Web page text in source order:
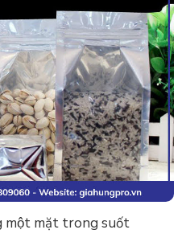
một mặt trong suốt